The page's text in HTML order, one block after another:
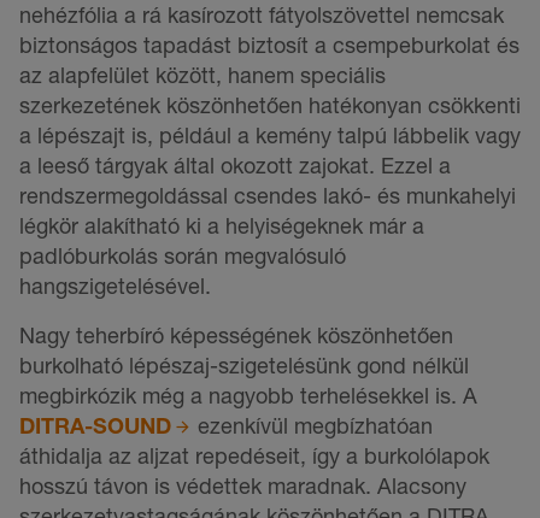
nehézfólia a rá kasírozott fátyolszövettel nemcsak
biztonságos tapadást biztosít a csempeburkolat és
az alapfelület között, hanem speciális
szerkezetének köszönhetően hatékonyan csökkenti
a lépészajt is, például a kemény talpú lábbelik vagy
a leeső tárgyak által okozott zajokat. Ezzel a
rendszermegoldással csendes lakó- és munkahelyi
légkör alakítható ki a helyiségeknek már a
padlóburkolás során megvalósuló
hangszigetelésével.
Nagy teherbíró képességének köszönhetően
burkolható lépészaj-szigetelésünk gond nélkül
megbirkózik még a nagyobb terhelésekkel is. A
DITRA-SOUND
ezenkívül megbízhatóan
áthidalja az aljzat repedéseit, így a burkolólapok
hosszú távon is védettek maradnak. Alacsony